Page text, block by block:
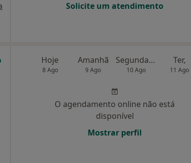
Solicite um atendimento
Hoje
8 Ago
Amanhã
9 Ago
Segunda-feira
10 Ago
Ter,
11 Ago
O agendamento online não está
disponível
Mostrar perfil